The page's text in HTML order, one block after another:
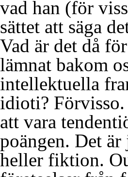
vad han (för
sättet att säga
Vad är det då
lämnat bakom
intellektuella
idioti?
att vara
poängen. Det
heller fiktion.